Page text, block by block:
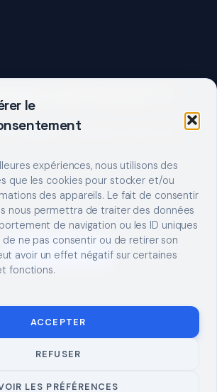
le
expériences, nous utilisons des
que les cookies pour stocker et/ou
des appareils. Le fait de consentir
nous permettra de traiter des données
de navigation ou les ID uniques
ne pas consentir ou de retirer son
avoir un effet négatif sur certaines
fonctions.
ACCEPTER
REFUSER
LES PRÉFÉRENCES
UN PROJET ?
besoin, trouvez le bon pro.
S'INSCRIRE